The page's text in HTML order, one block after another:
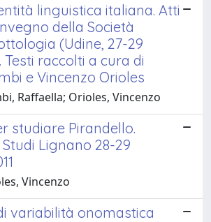
linguistica italiana. Atti
della Società
(Udine, 27-29
Testi raccolti a cura di
e Vincenzo Orioles
Raffaella; Orioles, Vincenzo
studiare Pirandello.
Lignano 28-29
Vincenzo
variabilità onomastica